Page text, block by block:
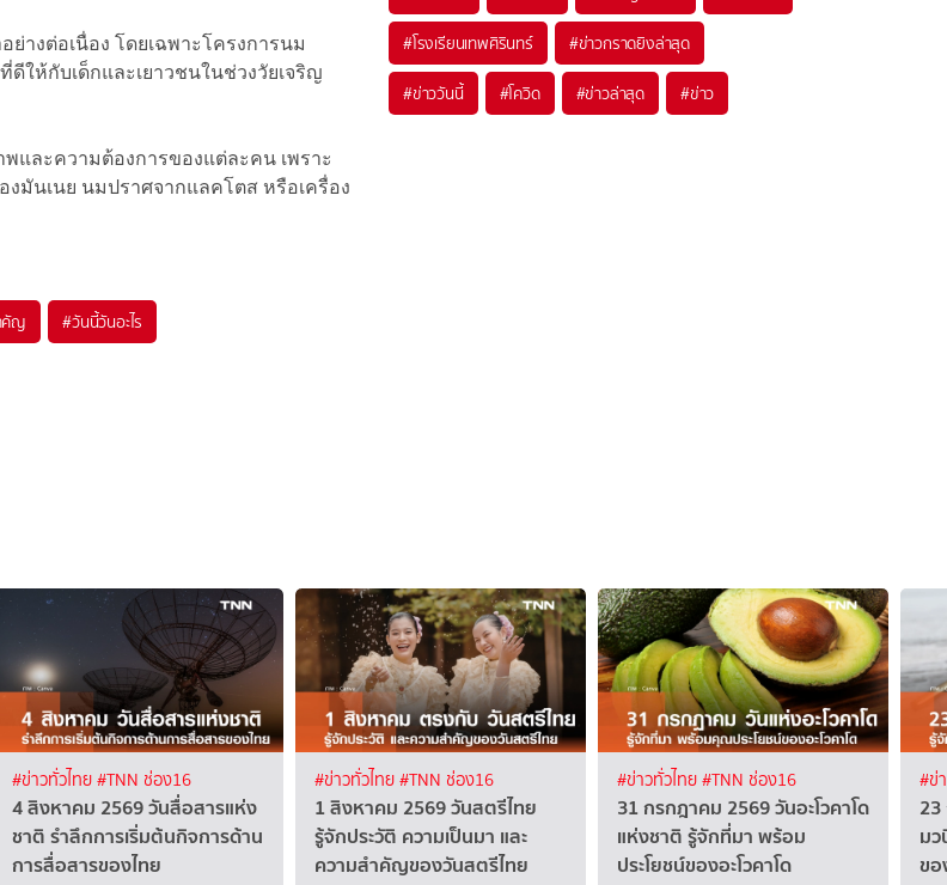
างต่อเนื่อง โดยเฉพาะโครงการนม
ให้กับเด็กและเยาวชนในช่วงวัยเจริญ
และความต้องการของแต่ละคน เพราะ
นเนย นมปราศจากแลคโตส หรือเครื่อง
คัญ #วันนี้วันอะไร
#โรงเรียนเทพศิรินทร์ #ข่าวกราดยิงล่าสุด
#ข่าววันนี้ #โควิด #ข่าวล่าสุด #ข่าว
#ข่าวทั่วไทย#TNN ช่อง16
4 สิงหาคม 2569 วันสื่อสารแห่ง
ชาติ รำลึกการเริ่มต้นกิจการด้าน
การสื่อสารของไทย
#ข่าวทั่วไทย#TNN ช่อง16
1 สิงหาคม 2569 วันสตรีไทย
รู้จักประวัติ ความเป็นมา และ
ความสำคัญของวันสตรีไทย
#ข่าวทั่วไทย#TNN ช่อง16
31 กรกฎาคม 2569 วันอะโวคาโด
แห่งชาติ รู้จักที่มา พร้อม
ประโยชน์ของอะโวคาโด
#ข่
ม
ข